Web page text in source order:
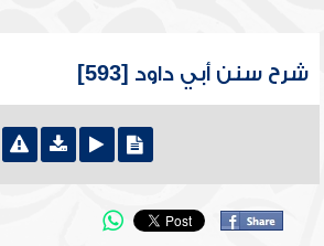
شرح سنن أبي داود [593]